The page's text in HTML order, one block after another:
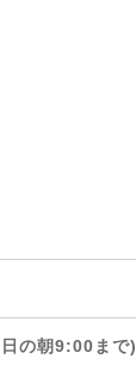
の朝9:00まで)